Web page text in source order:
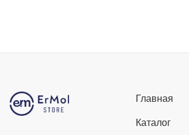
Главная
Каталог